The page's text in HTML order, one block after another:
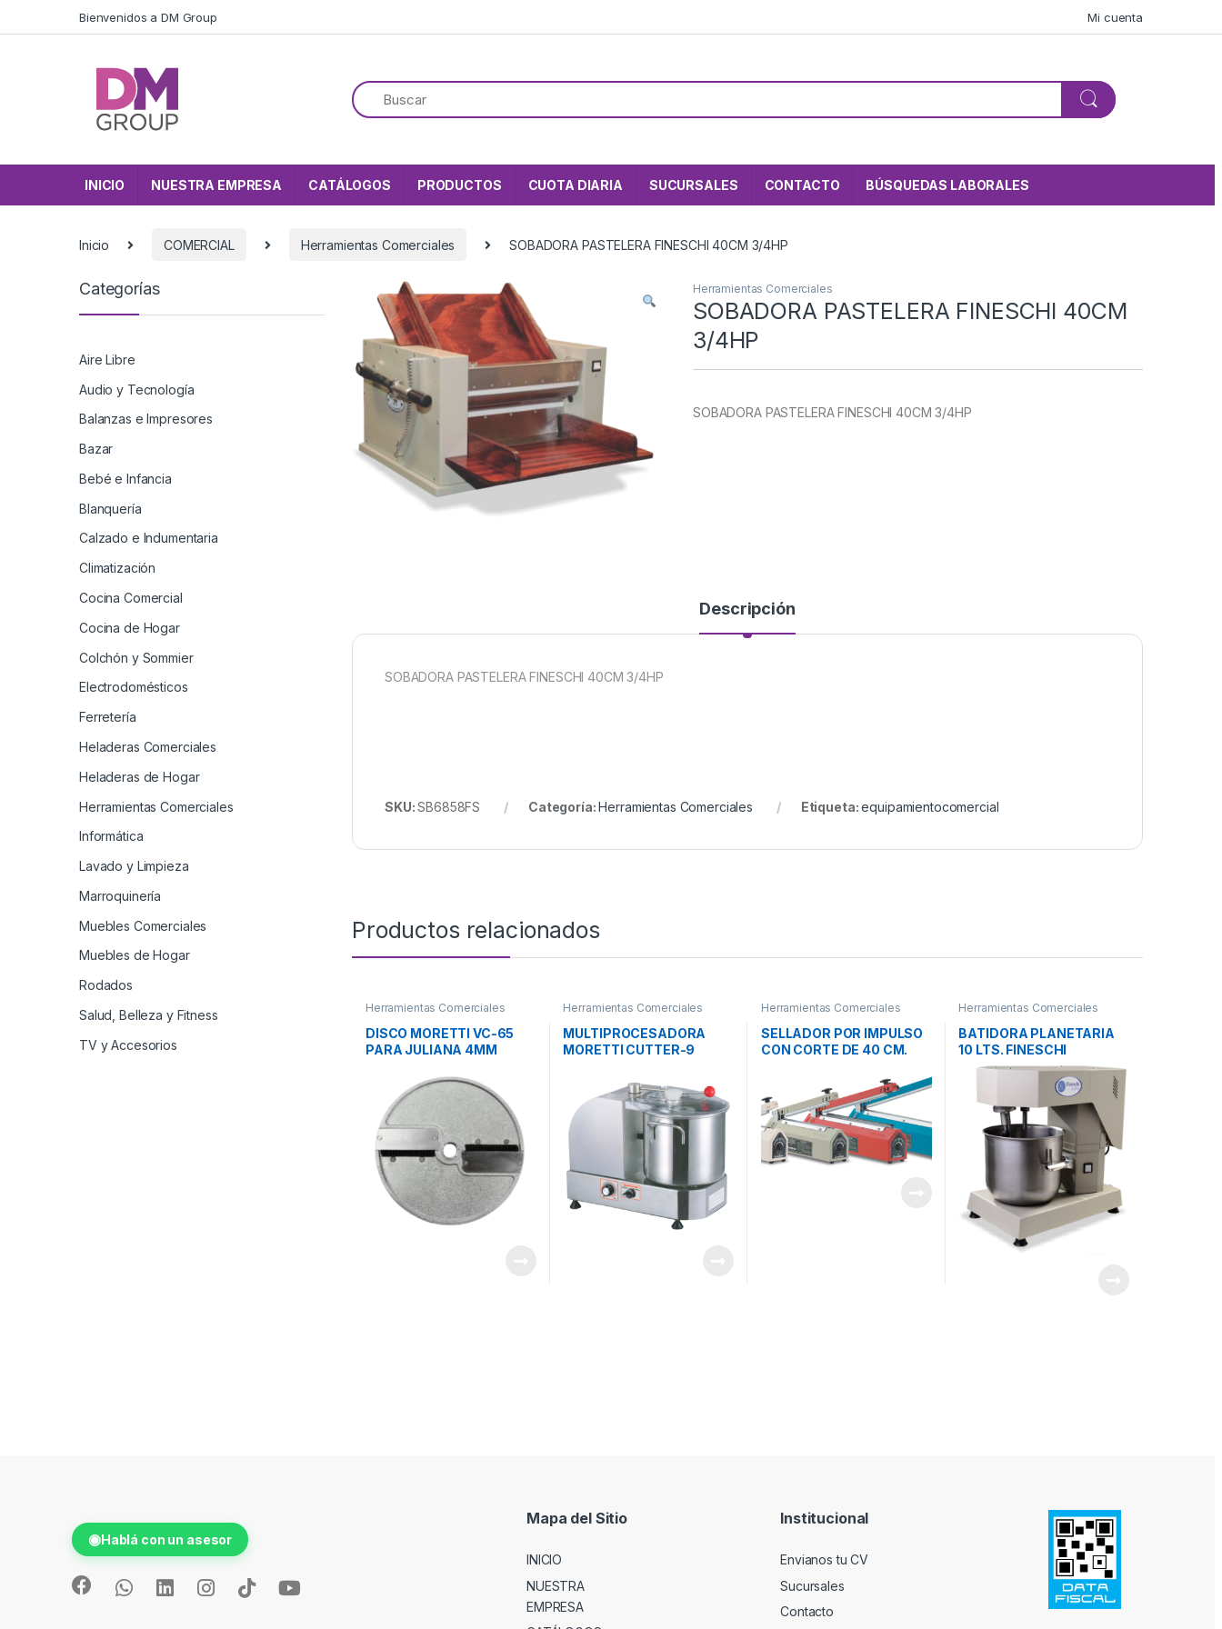
Bienvenidos a DM Group Mi cuenta
INICIO NUESTRA EMPRESA CATÁLOGOS PRODUCTOS CUOTA DIARIA SUCURSALES CONTACTO BÚSQUEDAS LABORALES
Inicio COMERCIAL Herramientas Comerciales SOBADORA PASTELERA FINESCHI 40CM 3/4HP
Herramientas Comerciales
SOBADORA PASTELERA FINESCHI 40CM
3/4HP
SOBADORA PASTELERA FINESCHI 40CM 3/4HP
Descripción
SOBADORA PASTELERA FINESCHI 40CM 3/4HP
SKU:SB6858FS Categoría:Herramientas Comerciales Etiqueta:equipamientocomercial
Productos relacionados
Herramientas Comerciales
DISCO MORETTI VC-65
PARA JULIANA 4MM
Herramientas Comerciales
MULTIPROCESADORA
MORETTI CUTTER-9
Herramientas Comerciales
SELLADOR POR IMPULSO
CON CORTE DE 40 CM.
Herramientas Comerciales
BATIDORA PLANETARIA
10 LTS. FINESCHI
Categorías
Aire Libre
Audio y Tecnología
Balanzas e Impresores
Bazar
Bebé e Infancia
Blanquería
Calzado e Indumentaria
Climatización
Cocina Comercial
Cocina de Hogar
Colchón y Sommier
Electrodomésticos
Ferretería
Heladeras Comerciales
Heladeras de Hogar
Herramientas Comerciales
Informática
Lavado y Limpieza
Marroquinería
Muebles Comerciales
Muebles de Hogar
Rodados
Salud, Belleza y Fitness
TV y Accesorios
◉Hablá con un asesor
Mapa del Sitio
INICIO
NUESTRA
EMPRESA
Institucional
Envianos tu CV
Sucursales
Contacto